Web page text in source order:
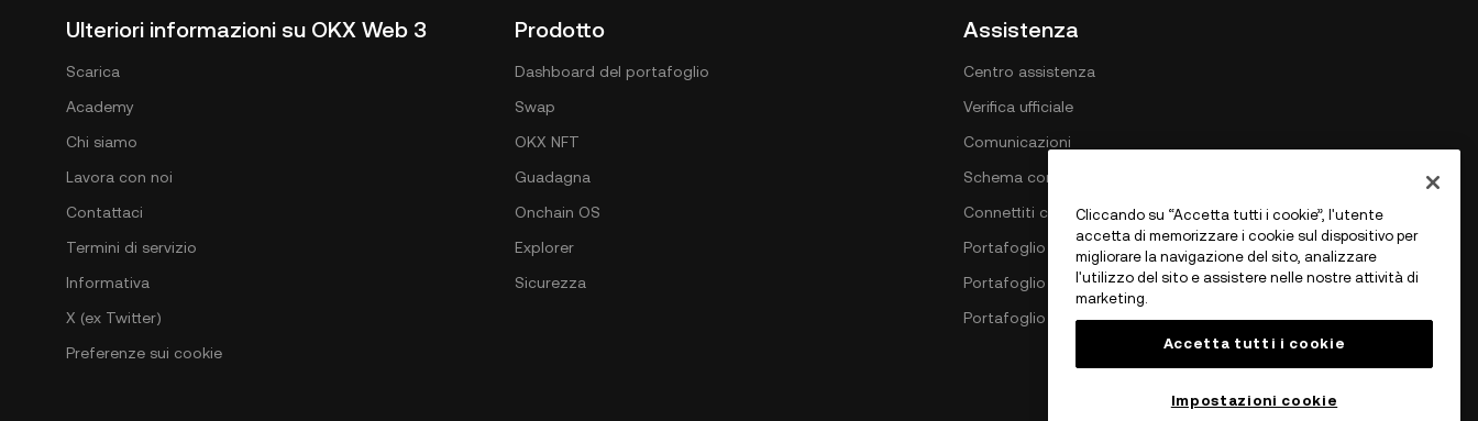
Ulteriori informazioni su OKX Web 3
Scarica
Academy
Chi siamo
Lavora con noi
Contattaci
Termini di servizio
Informativa
X (ex Twitter)
Preferenze sui cookie
Prodotto
Dashboard del portafoglio
Swap
OKX NFT
Guadagna
Onchain OS
Explorer
Sicurezza
Assistenza
Centro assistenza
Verifica ufficiale
Comunicazioni
Schema commissioni DEX
Connettiti con OKX
Portafoglio bitcoin
Portafoglio Ethereum
Portafoglio Solana
Cliccando su “Accetta tutti i cookie”, l'utente
accetta di memorizzare i cookie sul dispositivo per
migliorare la navigazione del sito, analizzare
l'utilizzo del sito e assistere nelle nostre attività di
marketing.
Accetta tutti i cookie
Impostazioni cookie